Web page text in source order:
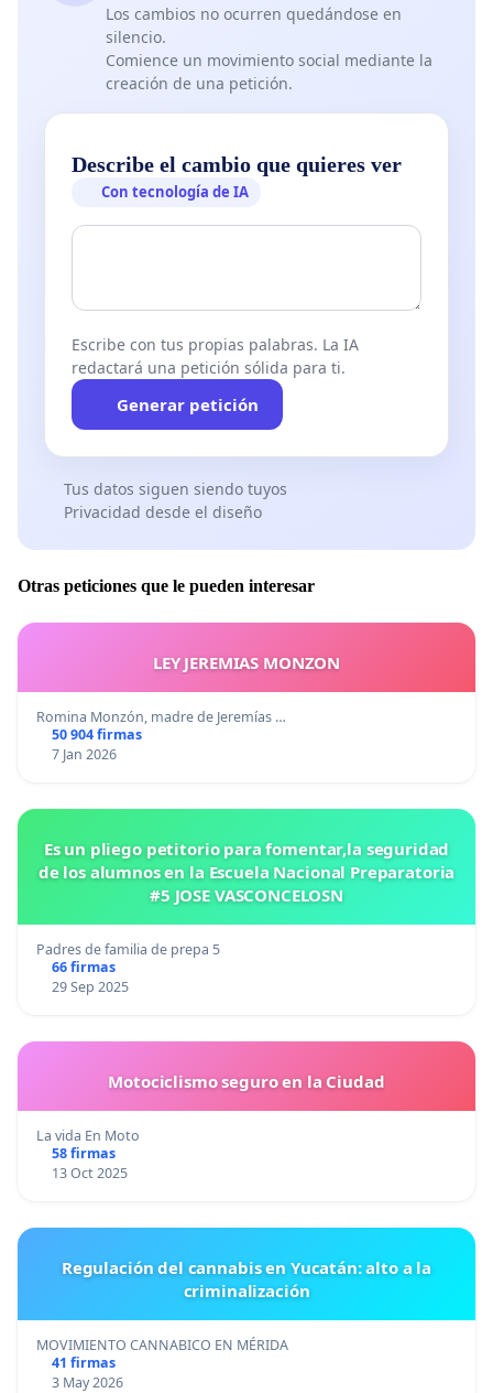
Los cambios no ocurren quedándose en
silencio.
Comience un movimiento social mediante la
creación de una petición.
Describe el cambio que quieres ver
Con tecnología de IA
Escribe con tus propias palabras. La IA
redactará una petición sólida para ti.
Generar petición
Tus datos siguen siendo tuyos
Privacidad desde el diseño
Otras peticiones que le pueden interesar
LEY JEREMIAS MONZON
Romina Monzón, madre de Jeremías …
50 904 firmas
7 Jan 2026
Es un pliego petitorio para fomentar,la seguridad
de los alumnos en la Escuela Nacional Preparatoria
#5 JOSE VASCONCELOSN
Padres de familia de prepa 5
66 firmas
29 Sep 2025
Motociclismo seguro en la Ciudad
La vida En Moto
58 firmas
13 Oct 2025
Regulación del cannabis en Yucatán: alto a la
criminalización
MOVIMIENTO CANNABICO EN MÉRIDA
41 firmas
3 May 2026